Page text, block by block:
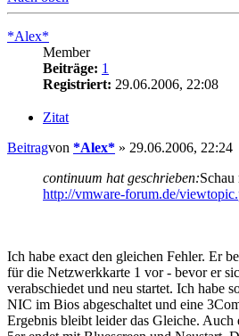
*Alex*
Member
Beiträge: 1
Registriert: 29.06.2006, 22:08
Zitat
Beitragvon *Alex* » 29.06.2006, 22:24
continuum hat geschrieben:Schau
http://vmware-forum.de/
Ich habe exact den gleichen Fehler. Er
für die Netzwerkkarte 1 vor - bevor er
verabschiedet und neu startet. Ich habe
NIC im Bios abgeschaltet und eine
Ergebnis bleibt leider das Gleiche. Auch